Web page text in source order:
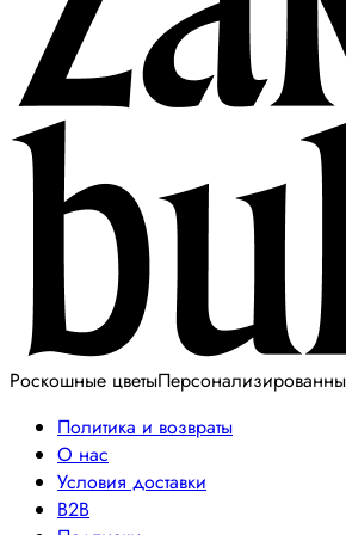
Роскошные цветы
Политика и возвраты
О нас
Условия доставки
B2B